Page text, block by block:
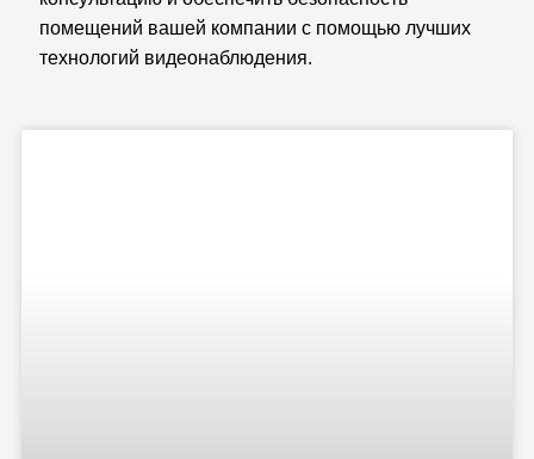
помещений вашей компании с помощью лучших
технологий видеонаблюдения.